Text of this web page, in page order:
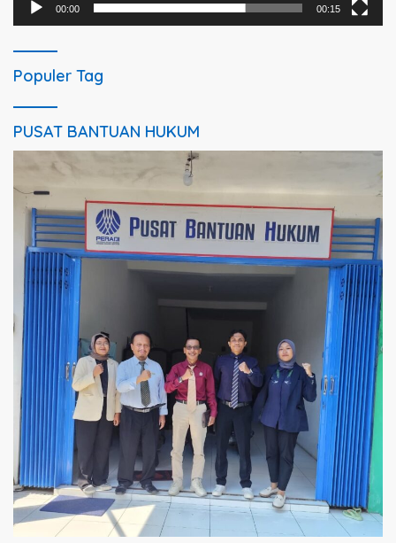
00:00 00:15
Populer Tag
PUSAT BANTUAN HUKUM